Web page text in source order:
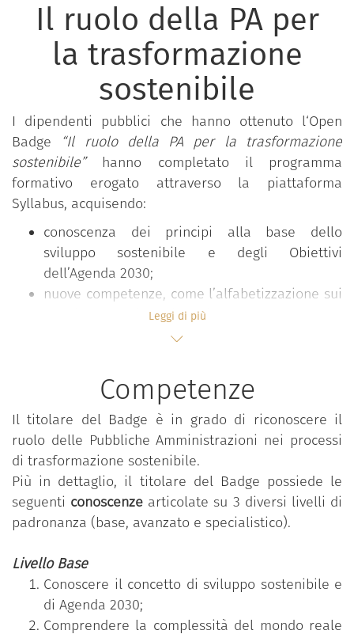
Il ruolo della PA per
la trasformazione
sostenibile
I dipendenti pubblici che hanno ottenuto l‘Open
Badge
“Il ruolo della PA per la trasformazione
sostenibile”hanno completato il programma
formativo erogato attraverso la piattaforma
Syllabus, acquisendo:
conoscenza dei principi alla base dello
sviluppo sostenibile e degli Obiettivi
dell’Agenda 2030;
nuove competenze, come l’alfabetizzazione sui
futuri e il pensiero sistemico;
conoscenza degli strumenti specifici per la
e attuazione degli Obiettivi di sviluppo
sostenibile, con particolare attenzione alla
coerenza multisettore e multilivello;
conoscenza degli scenari futuri e degli
strumenti in atto per orientare i Paesi UE verso
un percorso di transizione;
consapevolezza delle sfide di una transizione
ecologica giusta e degli obiettivi futuri.
Il programma “Il ruolo della PA per la
trasformazione sostenibile”
è parte delle iniziative
formative promosse sulla piattaforma“Syllabus –
Leggi di più
Competenze
Il titolare del Badge è in grado di riconoscere il
ruolo delle Pubbliche Amministrazioni nei processi
di trasformazione sostenibile.
Più in dettaglio, il titolare del Badge possiede le
seguenti conoscenze articolate su 3 diversi livelli di
padronanza (base, avanzato e specialistico).
Livello Base
Conoscere il concetto di sviluppo sostenibile e
di Agenda 2030;
Comprendere la complessità del mondo reale